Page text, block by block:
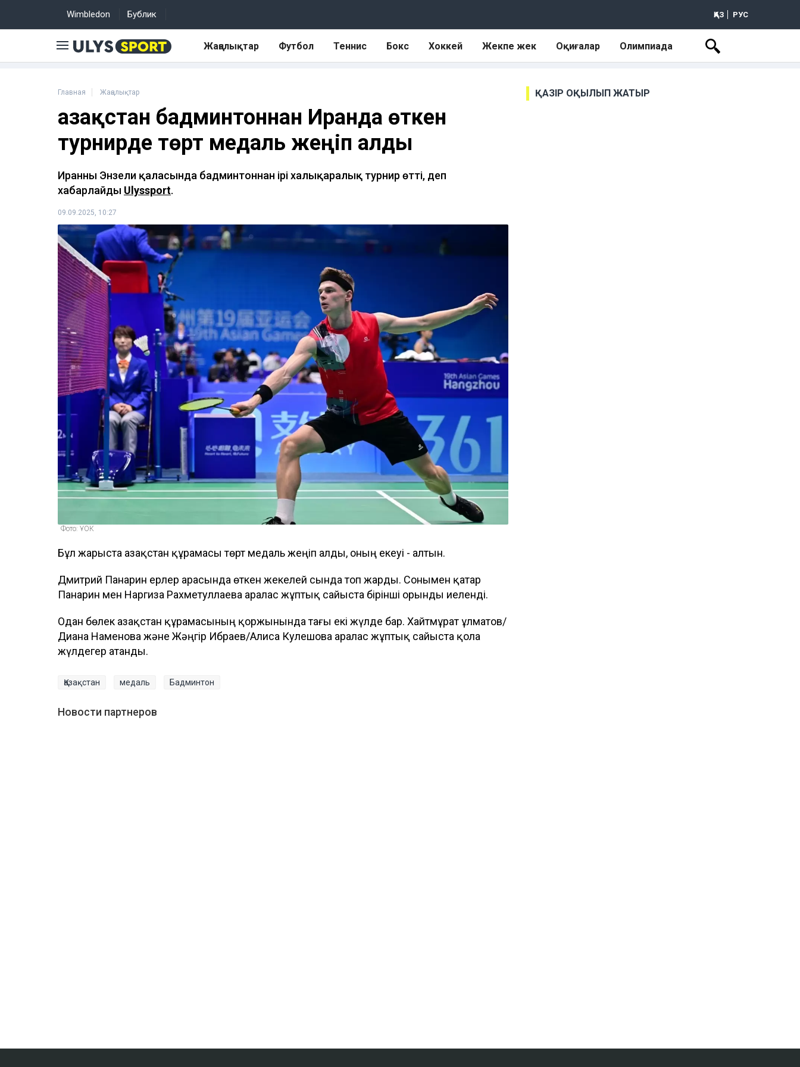
Wimbledon Бублик ҚАЗ РУС
Жаңалықтар Футбол Теннис Бокс Хоккей Жекпе жек Оқиғалар Олимпиада
Главная Жаңалықтар
Қазақстан бадминтоннан Иранда өткен
турнирде төрт медаль жеңіп алды
Иранның Энзели қаласында бадминтоннан ірі халықаралық турнир өтті, деп
хабарлайды Ulyssport.
09.09.2025, 10:27
Фото: ҰОК
Бұл жарыста Қазақстан құрамасы төрт медаль жеңіп алды, оның екеуі - алтын.
Дмитрий Панарин ерлер арасында өткен жекелей сында топ жарды. Сонымен қатар
Панарин мен Наргиза Рахметуллаева аралас жұптық сайыста бірінші орынды иеленді.
Одан бөлек Қазақстан құрамасының қоржынында тағы екі жүлде бар. Хайтмұрат Құлматов/
Диана Наменова және Жәңгір Ибраев/Алиса Кулешова аралас жұптық сайыста қола
жүлдегер атанды.
Қазақстан медаль Бадминтон
Новости партнеров
ҚАЗІР ОҚЫЛЫП ЖАТЫР